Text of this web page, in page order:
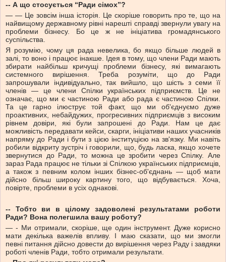
-- А що стосується “Ради сімох”?
— — Це зовсім інша історія. Це скоріше говорить про те, що на
найвищому державному рівні нарешті справді звернули увагу на
проблеми бізнесу. Бо це ж не ініціатива громадянського
суспільства.
Я розумію, чому ця рада невелика, бо якщо більше людей в
залі, то воно і працює інакше. Ідея в тому, що члени Ради мають
збирати найбільш кричущі проблеми бізнесу, які вимагають
системного вирішення. Треба розуміти, що до Ради
запрошували індивідуально, так вийшло, що шість з семи її
членів — це члени Спілки українських підприємств. Це не
означає, що ми є частиною Ради або рада є частиною Спілки.
Та це гарно ілюструє той факт, що ми об'єднуємо дуже
проактивних, небайдужих, прогресивних підприємців з високим
рівнем довіри, які були запрошені до Ради. Нам це дає
можливість передавати кейси, скарги, ініціативи наших учасників
напряму до Ради і бути з цією інституцією на зв'язку. Ми навіть
робили відкриту зустріч і говорили, що, будь ласка, якщо хочете
звернутися до Ради, то можна це зробити через Спілку. Але
зараз Рада працює не тільки зі Спілкою українських підприємців,
а також з певним колом інших бізнес-об'єднань — щоб мати
дійсно більш широку картину того, що відбувається. Хоча,
повірте, проблеми в усіх однакові.
-- Тобто ви в цілому задоволені результатами роботи
Ради? Вона полегшила вашу роботу?
— - Ми отримали, скоріше, ще один інструмент. Дуже корисно
мати декілька важелів впливу. І маю сказати, що ми змогли
певні питання дійсно довести до вирішення через Раду і завдяки
роботі членів Ради, тобто отримали результати.